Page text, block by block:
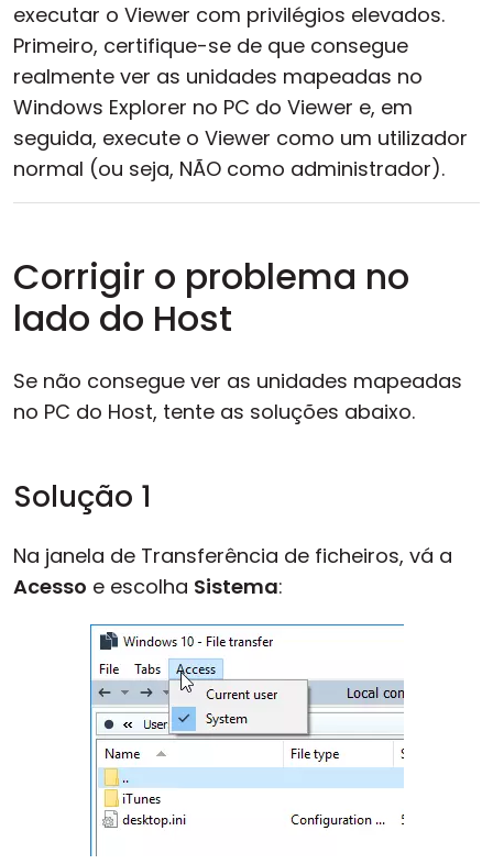
executar o Viewer com privilégios elevados.
Primeiro, certifique-se de que consegue
realmente ver as unidades mapeadas no
Windows Explorer no PC do Viewer e, em
seguida, execute o Viewer como um utilizador
normal (ou seja, NÃO como administrador).
Corrigir o problema no
lado do Host
Se não consegue ver as unidades mapeadas
no PC do Host, tente as soluções abaixo.
Solução 1
Na janela de Transferência de ficheiros, vá a
Acesso e escolha Sistema: